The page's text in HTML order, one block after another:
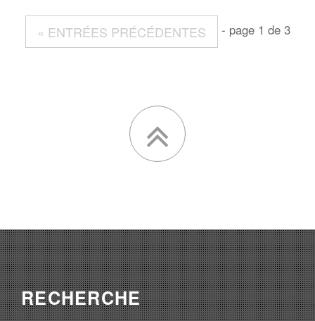
« ENTRÉES PRÉCÉDENTES - page 1 de 3
RECHERCHE